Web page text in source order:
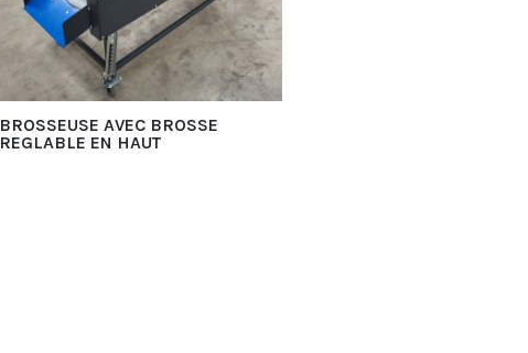
BROSSEUSE AVEC BROSSE
REGLABLE EN HAUT